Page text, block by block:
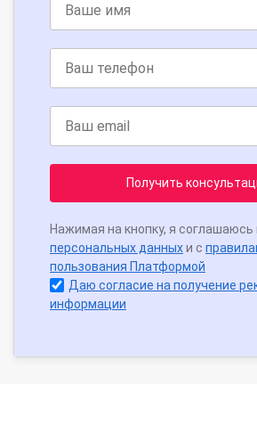
Получить
Нажимая на кнопку, я соглашаюсь
персональных данныхи с
пользования Платформой
Даю согласие на получение
информации